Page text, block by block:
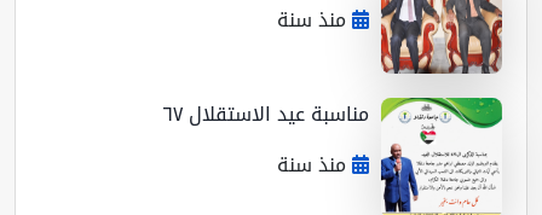
منذ سنة
مناسبة عيد الاستقلال ٦٧
منذ سنة